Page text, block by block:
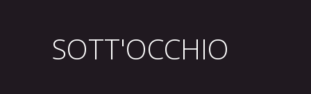
SOTT'OCCHIO